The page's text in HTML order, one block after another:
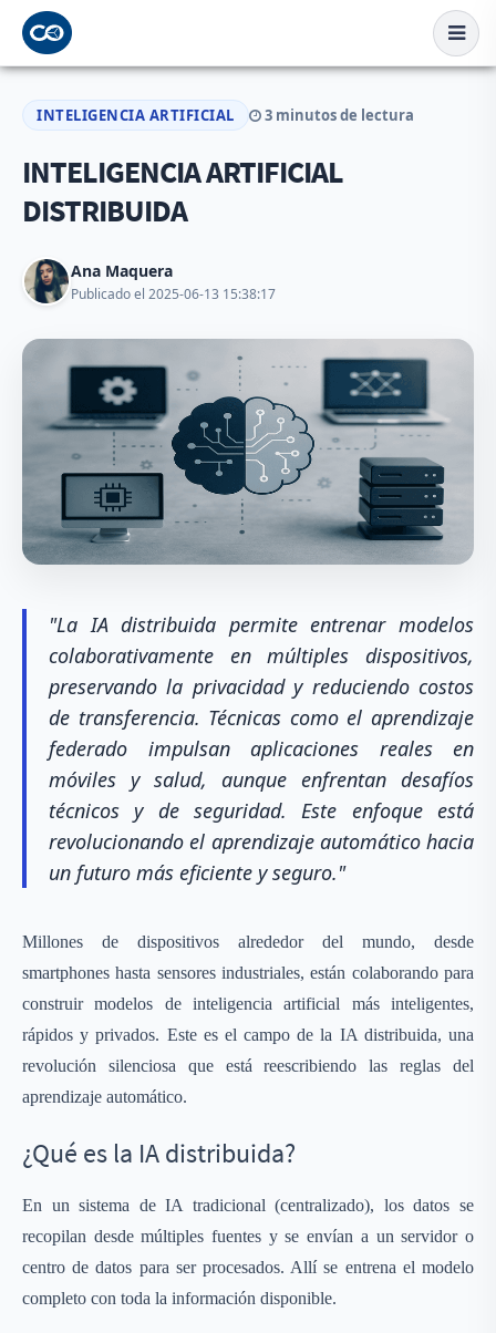
INTELIGENCIA ARTIFICIAL 3 minutos de lectura
INTELIGENCIA ARTIFICIAL
DISTRIBUIDA
Ana Maquera
Publicado el 2025-06-13 15:38:17
"La IA distribuida permite entrenar modelos
colaborativamente en múltiples dispositivos,
preservando la privacidad y reduciendo costos
de transferencia. Técnicas como el aprendizaje
federado impulsan aplicaciones reales en
móviles y salud, aunque enfrentan desafíos
técnicos y de seguridad. Este enfoque está
revolucionando el aprendizaje automático hacia
un futuro más eficiente y seguro."
Millones de dispositivos alrededor del mundo, desde
smartphones hasta sensores industriales, están colaborando para
construir modelos de inteligencia artificial más inteligentes,
rápidos y privados. Este es el campo de la IA distribuida, una
revolución silenciosa que está reescribiendo las reglas del
aprendizaje automático.
¿Qué es la IA distribuida?
En un sistema de IA tradicional (centralizado), los datos se
recopilan desde múltiples fuentes y se envían a un servidor o
centro de datos para ser procesados. Allí se entrena el modelo
completo con toda la información disponible.